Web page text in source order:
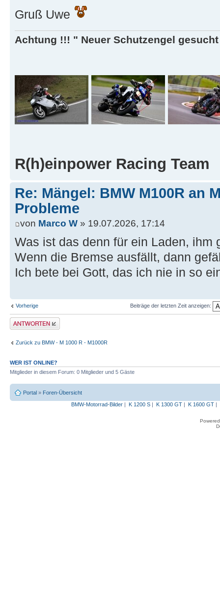
Gruß Uwe
Achtung !!! " Neuer Schutzengel
R(h)einpower Racing Team
Re: Mängel: BMW M100R an
Probleme
von Marco W » 19.07.2026, 17:14
Was ist das denn für ein Laden, ihm
Wenn die Bremse ausfällt, dann
Ich bete bei Gott, das ich nie in so
Vorherige Beiträge der letzten Zeit anzeigen:
Antwort erstellen
Zurück zu BMW - M 1000 R - M1000R
WER IST ONLINE?
Mitglieder in diesem Forum: 0 Mitglieder und 5 Gäste
Portal » Foren-Übersicht
BMW-Motorrad-Bilder| K 1200 S| K 1300 GT| K 1600 GT|